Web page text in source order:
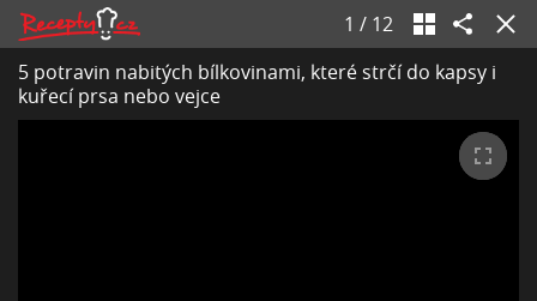
1 / 12
5 potravin nabitých bílkovinami, které strčí do kapsy i
kuřecí prsa nebo vejce